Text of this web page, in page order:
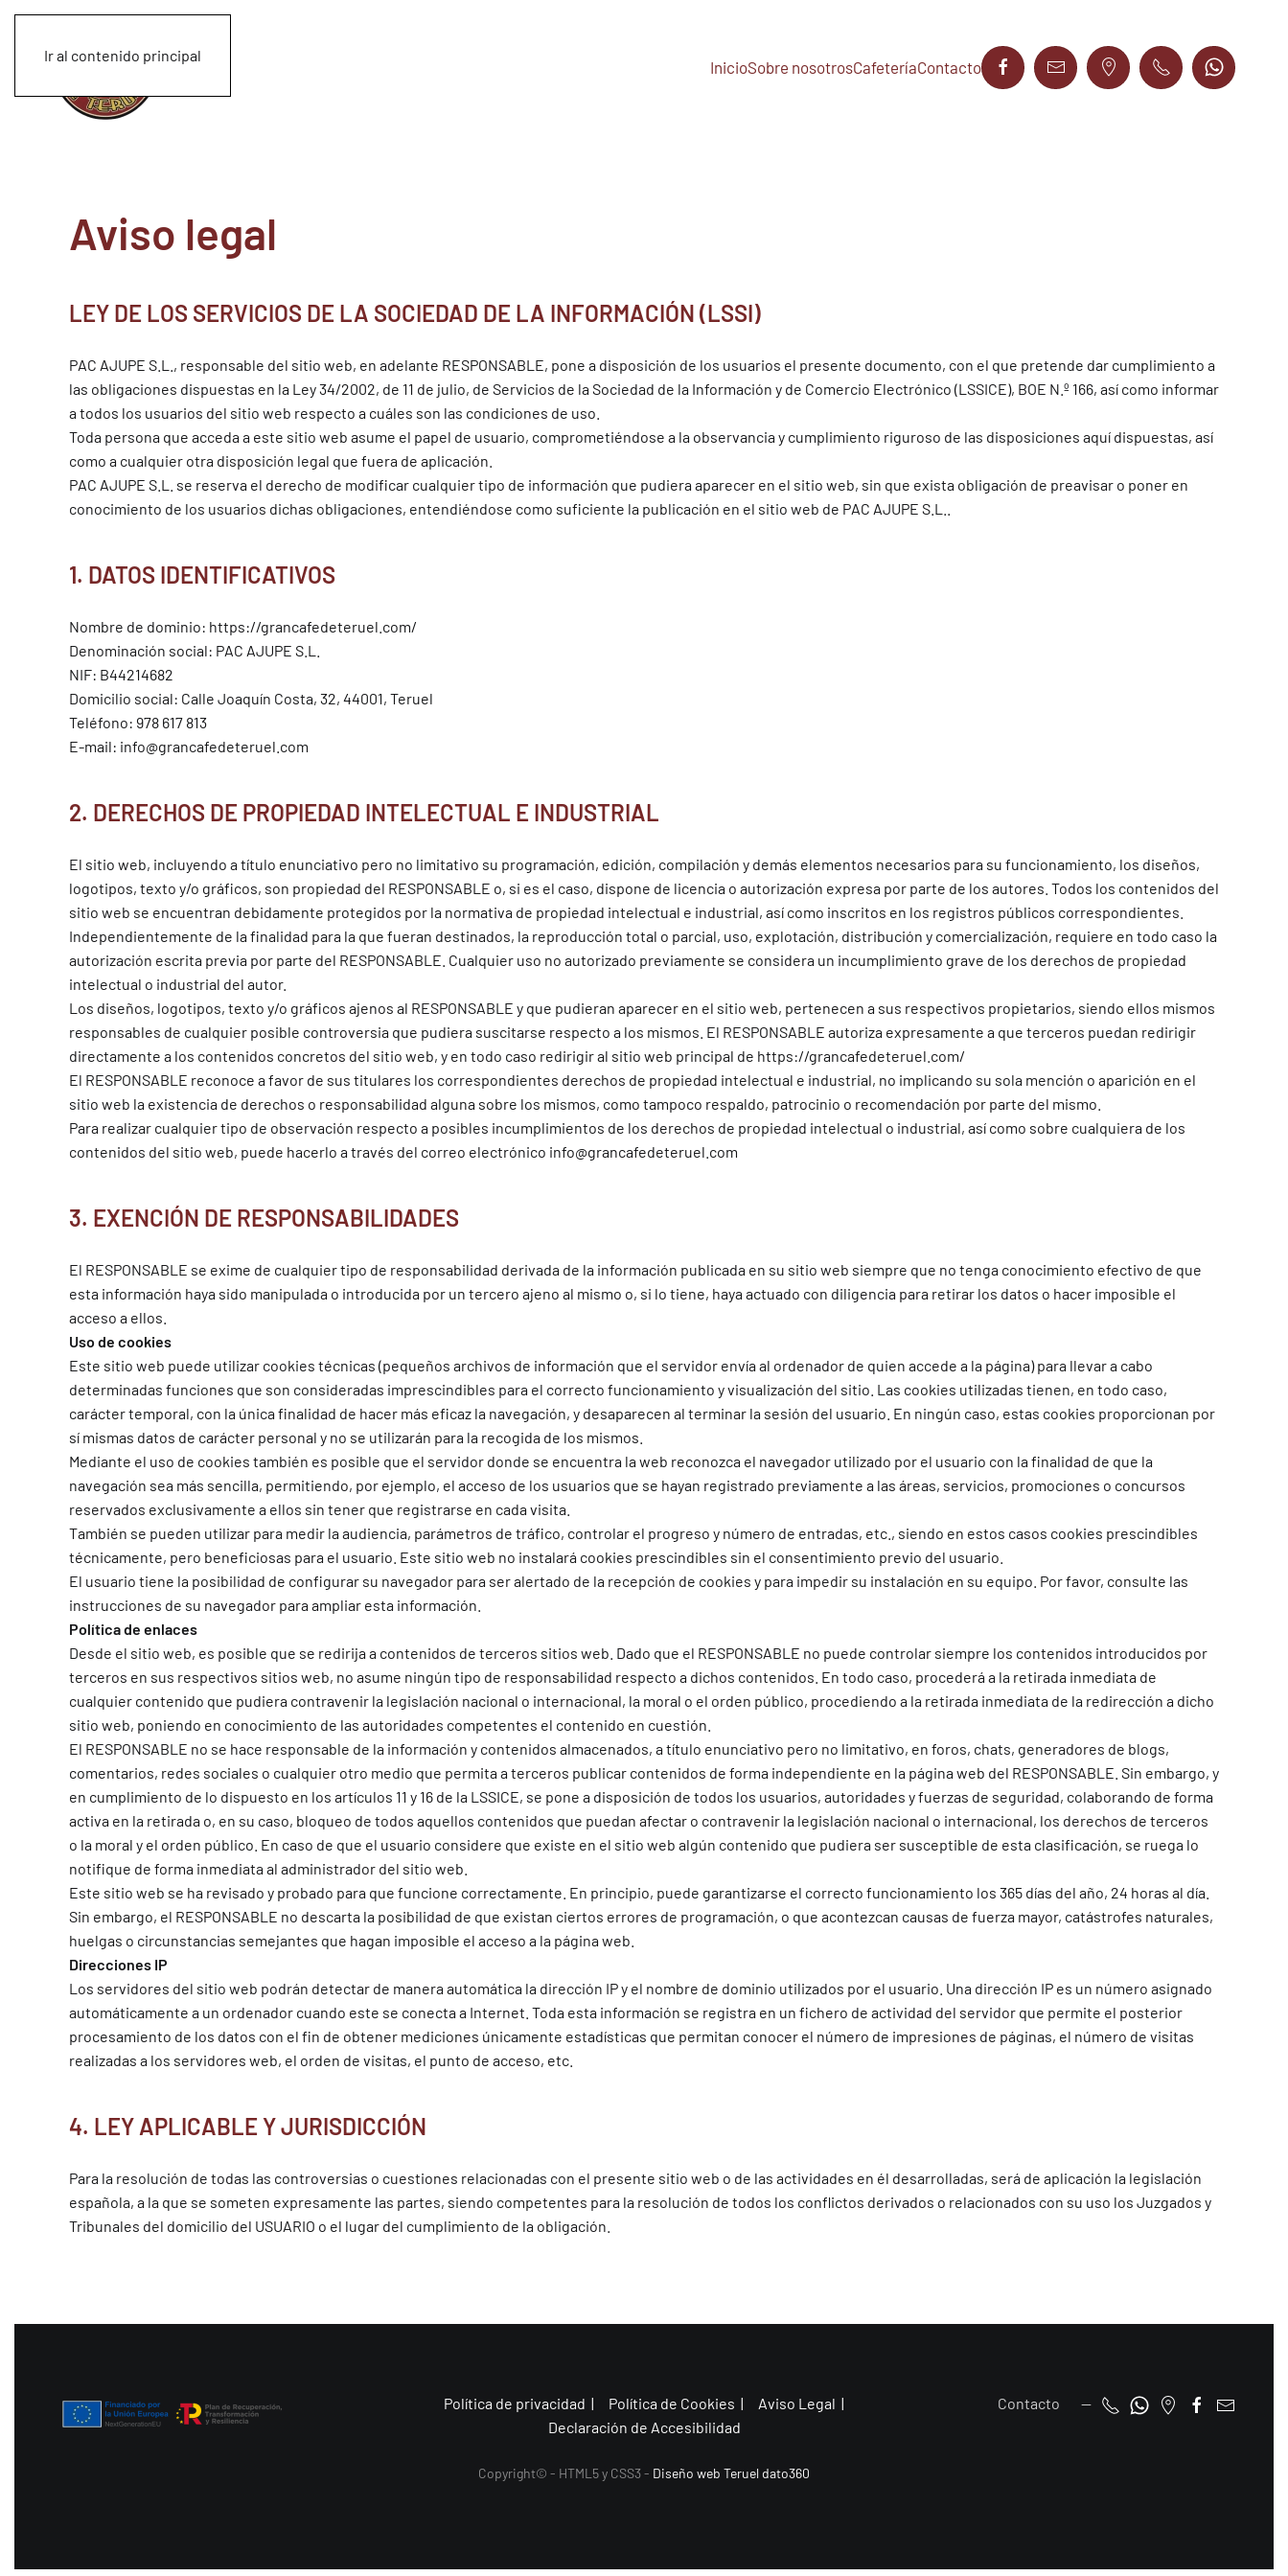
Ir al contenido principal
InicioSobre nosotrosCafeteríaContacto
Aviso legal
LEY DE LOS SERVICIOS DE LA SOCIEDAD DE LA INFORMACIÓN (LSSI)
PAC AJUPE S.L. , responsable del sitio web, en adelante RESPONSABLE, pone a disposición de los usuarios el presente documento, con el que pretende dar cumplimiento a
las obligaciones dispuestas en la Ley 34/2002, de 11 de julio, de Servicios de la Sociedad de la Información y de Comercio Electrónico (LSSICE), BOE N.º 166, así como informar
a todos los usuarios del sitio web respecto a cuáles son las condiciones de uso.
Toda persona que acceda a este sitio web asume el papel de usuario, comprometiéndose a la observancia y cumplimiento riguroso de las disposiciones aquí dispuestas, así
como a cualquier otra disposición legal que fuera de aplicación.
PAC AJUPE S.L. se reserva el derecho de modificar cualquier tipo de información que pudiera aparecer en el sitio web, sin que exista obligación de preavisar o poner en
conocimiento de los usuarios dichas obligaciones, entendiéndose como suficiente la publicación en el sitio web de PAC AJUPE S.L.
1. DATOS IDENTIFICATIVOS
Nombre de dominio: https://grancafedeteruel.com/
Denominación social: PAC AJUPE S.L.
NIF: B44214682
Domicilio social: Calle Joaquín Costa, 32, 44001, Teruel
Teléfono: 978 617 813
E-mail: info@grancafedeteruel.com
2. DERECHOS DE PROPIEDAD INTELECTUAL E INDUSTRIAL
El sitio web, incluyendo a título enunciativo pero no limitativo su programación, edición, compilación y demás elementos necesarios para su funcionamiento, los diseños,
logotipos, texto y/o gráficos, son propiedad del RESPONSABLE o, si es el caso, dispone de licencia o autorización expresa por parte de los autores. Todos los contenidos del
sitio web se encuentran debidamente protegidos por la normativa de propiedad intelectual e industrial, así como inscritos en los registros públicos correspondientes.
Independientemente de la finalidad para la que fueran destinados, la reproducción total o parcial, uso, explotación, distribución y comercialización, requiere en todo caso la
autorización escrita previa por parte del RESPONSABLE. Cualquier uso no autorizado previamente se considera un incumplimiento grave de los derechos de propiedad
intelectual o industrial del autor.
Los diseños, logotipos, texto y/o gráficos ajenos al RESPONSABLE y que pudieran aparecer en el sitio web, pertenecen a sus respectivos propietarios, siendo ellos mismos
responsables de cualquier posible controversia que pudiera suscitarse respecto a los mismos. El RESPONSABLE autoriza expresamente a que terceros puedan redirigir
directamente a los contenidos concretos del sitio web, y en todo caso redirigir al sitio web principal de https://grancafedeteruel.com/
El RESPONSABLE reconoce a favor de sus titulares los correspondientes derechos de propiedad intelectual e industrial, no implicando su sola mención o aparición en el
sitio web la existencia de derechos o responsabilidad alguna sobre los mismos, como tampoco respaldo, patrocinio o recomendación por parte del mismo.
Para realizar cualquier tipo de observación respecto a posibles incumplimientos de los derechos de propiedad intelectual o industrial, así como sobre cualquiera de los
contenidos del sitio web, puede hacerlo a través del correo electrónico info@grancafedeteruel.com
3. EXENCIÓN DE RESPONSABILIDADES
El RESPONSABLE se exime de cualquier tipo de responsabilidad derivada de la información publicada en su sitio web siempre que no tenga conocimiento efectivo de que
esta información haya sido manipulada o introducida por un tercero ajeno al mismo o, si lo tiene, haya actuado con diligencia para retirar los datos o hacer imposible el
acceso a ellos.
Uso de cookies
Este sitio web puede utilizar cookies técnicas (pequeños archivos de información que el servidor envía al ordenador de quien accede a la página) para llevar a cabo
determinadas funciones que son consideradas imprescindibles para el correcto funcionamiento y visualización del sitio. Las cookies utilizadas tienen, en todo caso,
carácter temporal, con la única finalidad de hacer más eficaz la navegación, y desaparecen al terminar la sesión del usuario. En ningún caso, estas cookies proporcionan por
sí mismas datos de carácter personal y no se utilizarán para la recogida de los mismos.
Mediante el uso de cookies también es posible que el servidor donde se encuentra la web reconozca el navegador utilizado por el usuario con la finalidad de que la
navegación sea más sencilla, permitiendo, por ejemplo, el acceso de los usuarios que se hayan registrado previamente a las áreas, servicios, promociones o concursos
reservados exclusivamente a ellos sin tener que registrarse en cada visita.
También se pueden utilizar para medir la audiencia, parámetros de tráfico, controlar el progreso y número de entradas, etc., siendo en estos casos cookies prescindibles
técnicamente, pero beneficiosas para el usuario. Este sitio web no instalará cookies prescindibles sin el consentimiento previo del usuario.
El usuario tiene la posibilidad de configurar su navegador para ser alertado de la recepción de cookies y para impedir su instalación en su equipo. Por favor, consulte las
instrucciones de su navegador para ampliar esta información.
Política de enlaces
Desde el sitio web, es posible que se redirija a contenidos de terceros sitios web. Dado que el RESPONSABLE no puede controlar siempre los contenidos introducidos por
terceros en sus respectivos sitios web, no asume ningún tipo de responsabilidad respecto a dichos contenidos. En todo caso, procederá a la retirada inmediata de
cualquier contenido que pudiera contravenir la legislación nacional o internacional, la moral o el orden público, procediendo a la retirada inmediata de la redirección a dicho
sitio web, poniendo en conocimiento de las autoridades competentes el contenido en cuestión.
El RESPONSABLE no se hace responsable de la información y contenidos almacenados, a título enunciativo pero no limitativo, en foros, chats, generadores de blogs,
comentarios, redes sociales o cualquier otro medio que permita a terceros publicar contenidos de forma independiente en la página web del RESPONSABLE. Sin embargo, y
en cumplimiento de lo dispuesto en los artículos 11 y 16 de la LSSICE, se pone a disposición de todos los usuarios, autoridades y fuerzas de seguridad, colaborando de forma
activa en la retirada o, en su caso, bloqueo de todos aquellos contenidos que puedan afectar o contravenir la legislación nacional o internacional, los derechos de terceros
o la moral y el orden público. En caso de que el usuario considere que existe en el sitio web algún contenido que pudiera ser susceptible de esta clasificación, se ruega lo
notifique de forma inmediata al administrador del sitio web.
Este sitio web se ha revisado y probado para que funcione correctamente. En principio, puede garantizarse el correcto funcionamiento los 365 días del año, 24 horas al día.
Sin embargo, el RESPONSABLE no descarta la posibilidad de que existan ciertos errores de programación, o que acontezcan causas de fuerza mayor, catástrofes naturales,
huelgas o circunstancias semejantes que hagan imposible el acceso a la página web.
Direcciones IP
Los servidores del sitio web podrán detectar de manera automática la dirección IP y el nombre de dominio utilizados por el usuario. Una dirección IP es un número asignado
automáticamente a un ordenador cuando este se conecta a Internet. Toda esta información se registra en un fichero de actividad del servidor que permite el posterior
procesamiento de los datos con el fin de obtener mediciones únicamente estadísticas que permitan conocer el número de impresiones de páginas, el número de visitas
realizadas a los servidores web, el orden de visitas, el punto de acceso, etc.
4. LEY APLICABLE Y JURISDICCIÓN
Para la resolución de todas las controversias o cuestiones relacionadas con el presente sitio web o de las actividades en él desarrolladas, será de aplicación la legislación
española, a la que se someten expresamente las partes, siendo competentes para la resolución de todos los conflictos derivados o relacionados con su uso los Juzgados y
Tribunales del domicilio del USUARIO o el lugar del cumplimiento de la obligación.
Política de privacidad | Política de Cookies |
Aviso Legal |
Declaración de Accesibilidad
Copyright© - HTML5 y CSS3 - Diseño web Teruel dato360
Contacto —